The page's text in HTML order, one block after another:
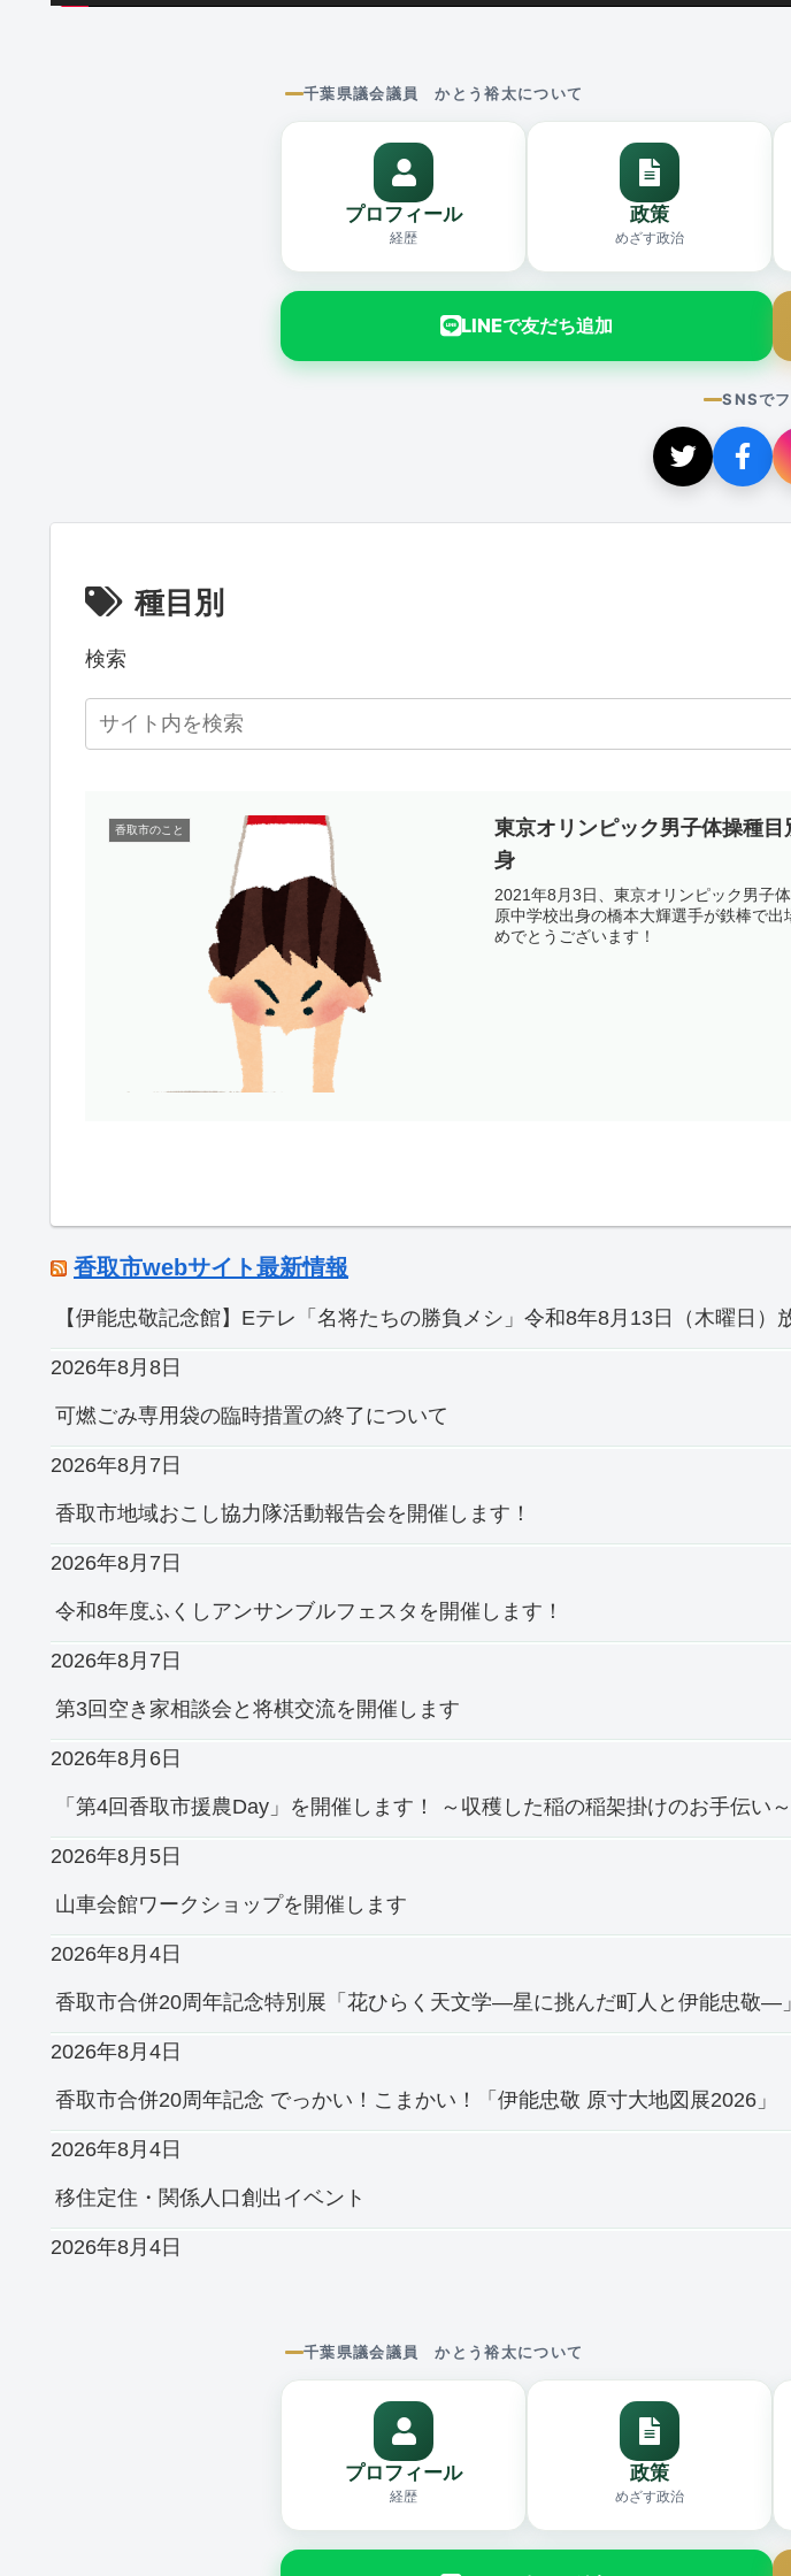
千葉県議会議員 かとう裕太について
プロフィール
経歴
政策
めざす政治
LINEで友だち追加
SNSで
種目別
検索
香取市のこと
東京オリンピック男子体操種
身
2021年8月3日、東京オリンピック男子
原中学校出身の橋本大輝選手が鉄棒で
めでとうございます！
香取市webサイト最新情報
【伊能忠敬記念館】Eテレ「名将たちの勝負メシ」令和8年8月13日（木曜日）
2026年8月8日
可燃ごみ専用袋の臨時措置の終了について
2026年8月7日
香取市地域おこし協力隊活動報告会を開催します！
2026年8月7日
令和8年度ふくしアンサンブルフェスタを開催します！
2026年8月7日
第3回空き家相談会と将棋交流を開催します
2026年8月6日
「第4回香取市援農Day」を開催します！ ～収穫した稲の稲架掛けのお手伝い～
2026年8月5日
山車会館ワークショップを開催します
2026年8月4日
香取市合併20周年記念特別展「花ひらく天文学―星に挑んだ町人と伊能忠敬―」
2026年8月4日
香取市合併20周年記念 でっかい！こまかい！「伊能忠敬 原寸大地図展2026」
2026年8月4日
移住定住・関係人口創出イベント
2026年8月4日
千葉県議会議員 かとう裕太について
プロフィール
経歴
政策
めざす政治